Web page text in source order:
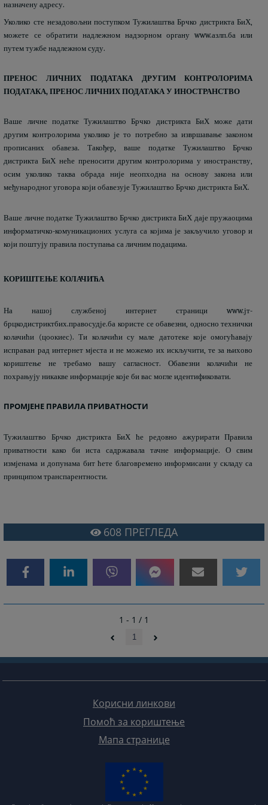
назначену адресу.
Уколико сте незадовољни поступком Тужилаштва Брчко дистрикта БиХ,
можете се обратити надлежном надзорном органу www.азлп.ба или
путем тужбе надлежном суду.
ПРЕНОС ЛИЧНИХ ПОДАТАКА ДРУГИМ КОНТРОЛОРИМА
ПОДАТАКА, ПРЕНОС ЛИЧНИХ ПОДАТАКА У ИНОСТРАНСТВО
Ваше личне податке Тужилаштво Брчко дистрикта БиХ може дати
другим контролорима уколико је то потребно за извршавање законом
прописаних обавеза. Такођер, ваше податке Тужилаштво Брчко
дистрикта БиХ неће преносити другим контролорима у иностранству,
осим уколико таква обрада није неопходна на основу закона или
међународног уговора који обавезује Тужилаштво Брчко дистрикта БиХ.
Ваше личне податке Тужилаштво Брчко дистрикта БиХ даје пружаоцима
информатичко-комуникационих услуга са којима је закључило уговор и
који поштују правила поступања са личним подацима.
КОРИШТЕЊЕ КОЛАЧИЋА
На нашој службеној интернет страници www.јт-
брцкодистриктбих.правосудје.ба користе се обавезни, односно технички
колачићи (цоокиес). Ти колачићи су мале датотеке које омогућавају
исправан рад интернет мјеста и не можемо их искључити, те за њихово
кориштење не требамо вашу сагласност. Обавезни колачићи не
похрањују никакве информације које би вас могле идентификовати.
ПРОМЈЕНЕ ПРАВИЛА ПРИВАТНОСТИ
Тужилаштво Брчко дистрикта БиХ ће редовно ажурирати Правила
приватности како би иста садржавала тачне информације. О свим
измјенама и допунама бит ћете благовремено информисани у складу са
принципом транспарентности.
608 ПРЕГЛЕДА
1 - 1 / 1
1
Корисни линкови
Помоћ за кориштење
Мапа странице